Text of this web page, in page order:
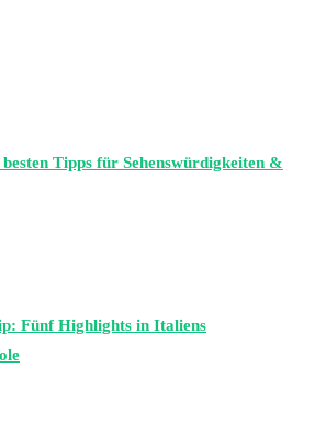
Tipps für Sehenswürdigkeiten &
Fünf Highlights in Italiens